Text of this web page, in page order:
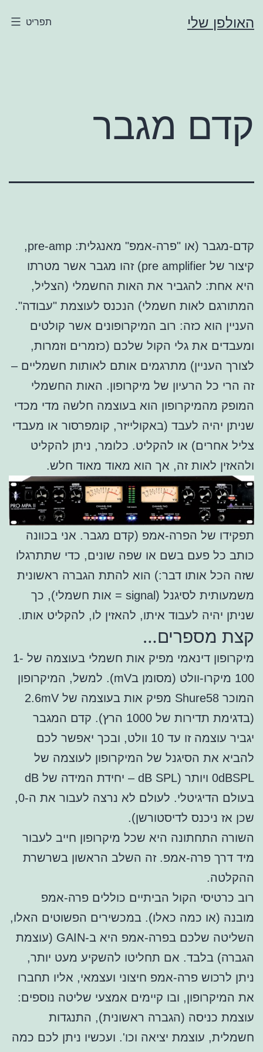
לתוכן
האולפן שלי תפריט
קדם מגבר
קדם-מגבר (או "פרה-אמפ" מאנגלית: pre-amp,
קיצור של pre amplifier) זהו מגבר אשר מטרתו
היא אחת: להגביר את האות החשמלי (הצליל,
המתורגם לאות חשמלי) הנכנס לעוצמת "עבודה".
העניין הוא כזה: רוב המיקרופונים אשר קולטים
ומעבדים את גלי הקול שלכם (כזמרים וזמרות,
לצורך העניין) מתרגמים אותם לאותות חשמליים –
זה הרי כל הרעיון של מיקרופון. האות החשמלי
המופק מהמיקרופון הוא בעוצמה חלשה מדי מכדי
שניתן יהיה לעבד (באקולייזר, קומפרסור או מעבדי
צליל אחרים) או להקליט. כלומר, ניתן להקליט
ולהאזין לאות זה, אך הוא מאוד מאוד חלש.
תפקידו של הפרה-אמפ (קדם מגבר. אני בכוונה
כותב כל פעם בשם או שפה שונים, כדי שתתרגלו
שזה הכל אותו דבר:) הוא להתת הגברה ראשונית
משמעותית לסיגנל (signal = אות חשמלי), כך
שניתן יהיה לעבוד איתו, להאזין לו, להקליט אותו.
קצת מספרים…
מיקרופון דינאמי מפיק אות חשמלי בעוצמה של 1-
100 מיקרו-וולט (מסומן בmV). למשל, המיקרופון
המוכר Shure58 מפיק אות בעוצמה של 2.6mV
(בדגימת תדירות של 1000 הרץ). קדם המגבר
יגביר עוצמה זו עד 10 וולט, ובכך יאפשר לכם
להביא את הסיגנל של המיקרופון לעוצמה של
0dBSPL ויותר (dB SPL – יחידת המידה של dB
בעולם הדיגיטלי. לעולם לא נרצה לעבור את ה-0,
שכן אז ניכנס לדיסטורשן).
השורה התחתונה היא שכל מיקרופון חייב לעבור
מיד דרך פרה-אמפ. זה השלב הראשון בשרשרת
ההקלטה.
רוב כרטיסי הקול הביתיים כוללים פרה-אמפ
מובנה (או כמה כאלו). במכשירים הפשוטים האלו,
השליטה שלכם בפרה-אמפ היא ב-GAIN (עוצמת
הגברה) בלבד. אם תחליטו להשקיע מעט יותר,
ניתן לרכוש פרה-אמפ חיצוני ועצמאי, אליו תחברו
את המיקרופון, ובו קיימים אמצעי שליטה נוספים:
עוצמת כניסה (הגברה ראשונית), התנגדות
חשמלית, עוצמת יציאה וכו'. ועכשיו ניתן לכם כמה